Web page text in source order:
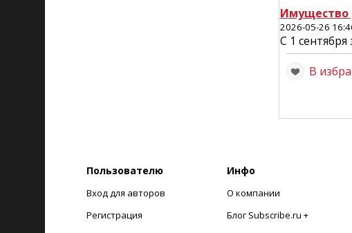
Имущество
2026-05-26
С 1
В
Пользователю
Вход для авторов
Регистрация
Инфо
О компании
Блог Subscribe.ru +